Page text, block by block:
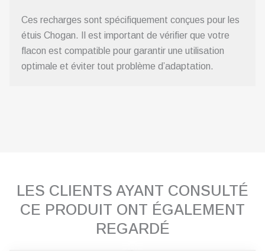
Ces recharges sont spécifiquement conçues pour les
étuis Chogan. Il est important de vérifier que votre
flacon est compatible pour garantir une utilisation
optimale et éviter tout problème d’adaptation.
LES CLIENTS AYANT CONSULTÉ
CE PRODUIT ONT ÉGALEMENT
REGARDÉ